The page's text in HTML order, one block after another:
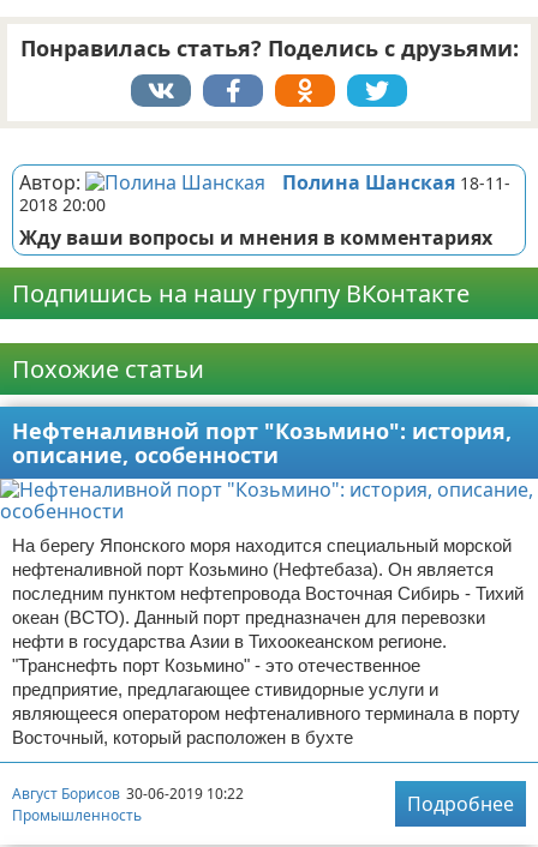
Понравилась статья? Поделись с друзьями:
Автор: Полина Шанская 18-11-
2018 20:00
Жду ваши вопросы и мнения в комментариях
Подпишись на нашу группу ВКонтакте
Похожие статьи
Нефтеналивной порт "Козьмино": история,
описание, особенности
На берегу Японского моря находится специальный морской
нефтеналивной порт Козьмино (Нефтебаза). Он является
последним пунктом нефтепровода Восточная Сибирь - Тихий
океан (ВСТО). Данный порт предназначен для перевозки
нефти в государства Азии в Тихоокеанском регионе.
"Транснефть порт Козьмино" - это отечественное
предприятие, предлагающее стивидорные услуги и
являющееся оператором нефтеналивного терминала в порту
Восточный, который расположен в бухте
Август Борисов 30-06-2019 10:22
Промышленность
Подробнее